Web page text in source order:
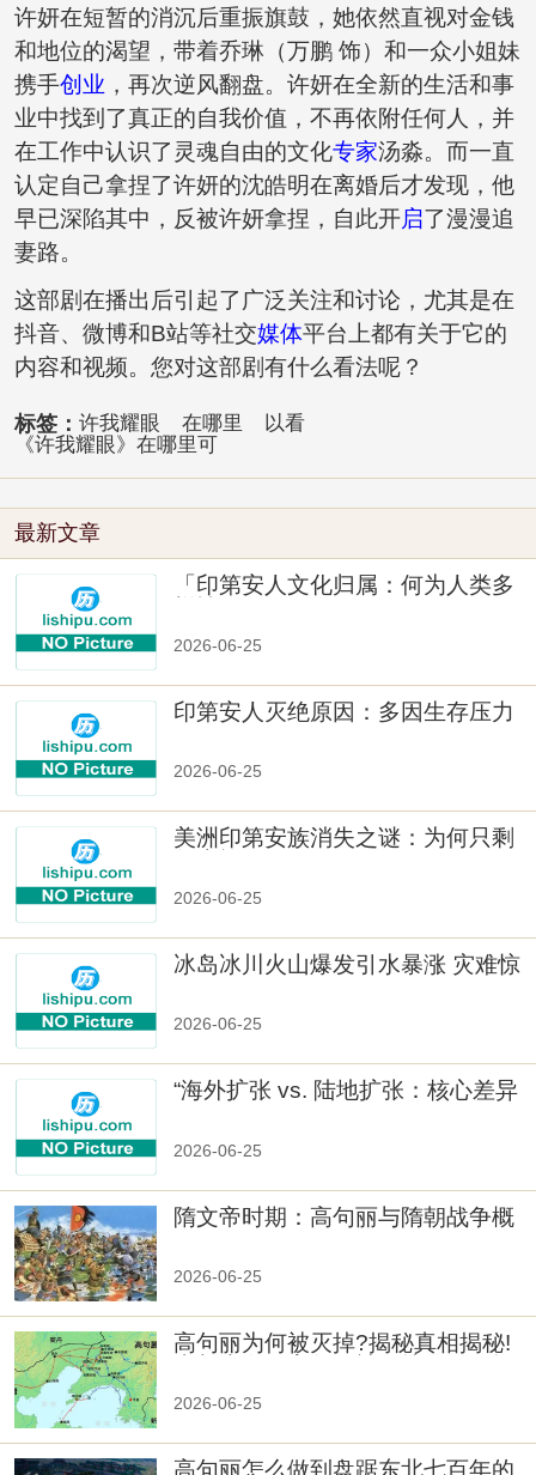
许妍在短暂的消沉后重振旗鼓，她依然直视对金钱
和地位的渴望，带着乔琳（万鹏 饰）和一众小姐妹
携手创业 ，再次逆风翻盘。许妍在全新的生活和事
业中找到了真正的自我价值，不再依附任何人，并
在工作中认识了灵魂自由的文化专家汤淼。而一直
认定自己拿捏了许妍的沈皓明在离婚后才发现，他
早已深陷其中，反被许妍拿捏，自此开启了漫漫追
妻路。
这部剧在播出后引起了广泛关注和讨论，尤其是在
抖音、微博和B站等社交媒体平台上都有关于它的
内容和视频。您对这部剧有什么看法呢？
标签： 许我耀眼 在哪里
以看
《许我耀眼》在哪里可
最新文章
「印第安人文化归属：何为人类多
2026-06-25
印第安人灭绝原因：多因生存压力
2026-06-25
美洲印第安族消失之谜：为何只剩
2026-06-25
冰岛冰川火山爆发引水暴涨 灾难惊
2026-06-25
“海外扩张 vs. 陆地扩张：核心差异
2026-06-25
隋文帝时期：高句丽与隋朝战争概
2026-06-25
高句丽为何被灭掉?揭秘真相揭秘!
2026-06-25
高句丽怎么做到盘踞东北七百年的